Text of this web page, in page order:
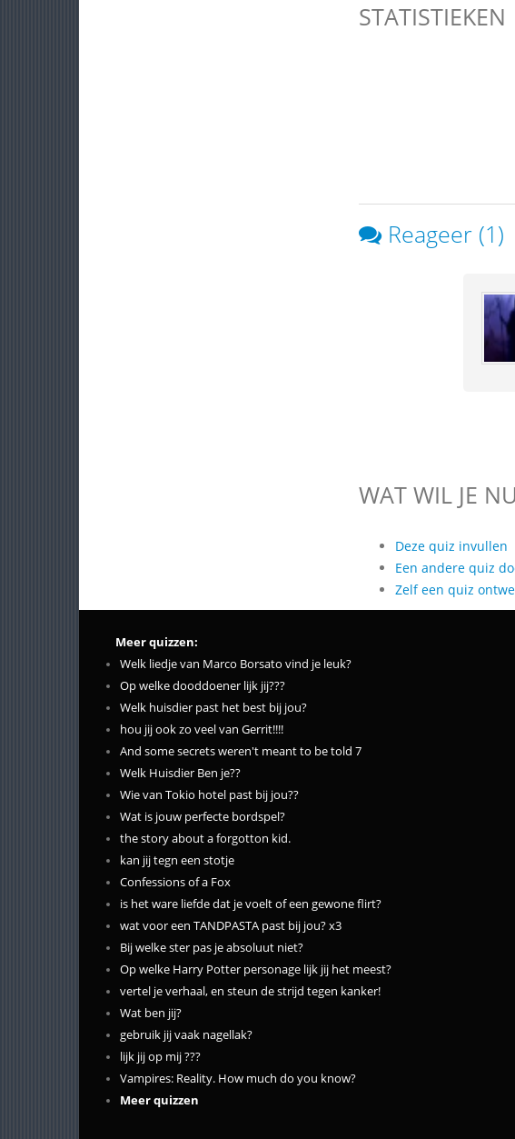
STATISTIEKEN
Reageer (1)
WAT WIL JE
Deze quiz invullen
Een andere quiz
Zelf een quiz
Meer quizzen:
Welk liedje van Marco Borsato vind je leuk?
Op welke dooddoener lijk jij???
Welk huisdier past het best bij jou?
hou jij ook zo veel van Gerrit!!!!
And some secrets weren't meant to be told 7
Welk Huisdier Ben je??
Wie van Tokio hotel past bij jou??
Wat is jouw perfecte bordspel?
the story about a forgotton kid.
kan jij tegn een stotje
Confessions of a Fox
is het ware liefde dat je voelt of een gewone flirt?
wat voor een TANDPASTA past bij jou? x3
Bij welke ster pas je absoluut niet?
Op welke Harry Potter personage lijk jij het meest?
vertel je verhaal, en steun de strijd tegen kanker!
Wat ben jij?
gebruik jij vaak nagellak?
lijk jij op mij ???
Vampires: Reality. How much do you know?
Meer quizzen